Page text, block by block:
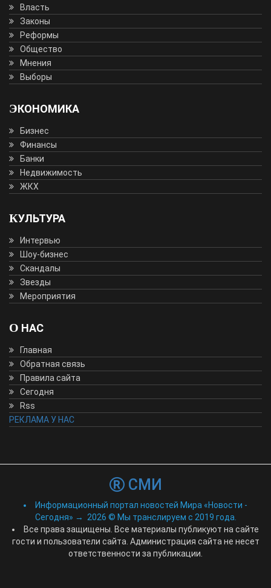
Власть
Законы
Реформы
Общество
Мнения
Выборы
ЭКОНОМИКА
Бизнес
Финансы
Банки
Недвижимость
ЖКХ
КУЛЬТУРА
Интервью
Шоу-бизнес
Скандалы
Звезды
Мероприятия
О НАС
Главная
Обратная связь
Правила сайта
Сегодня
Rss
РЕКЛАМА У НАС
СМИ
Информационный портал новостей Мира «Новости -
Сегодня» → 2026 © Мы транслируем с 2019 года.
Все права защищены. Все материалы публикуют на сайте
гости и пользователи сайта. Администрация сайта не несет
ответственности за публикации.